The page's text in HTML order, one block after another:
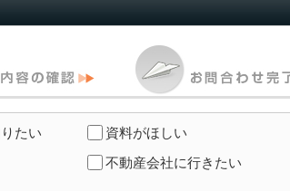
たい
資料がほしい
不動産会社に行きたい